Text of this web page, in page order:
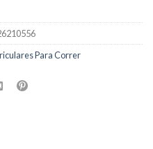
Para Correr